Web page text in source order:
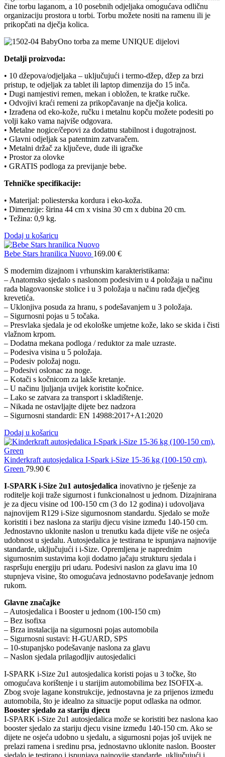
čine torbu laganom, a 10 posebnih odjeljaka omogućava odličnu
organizaciju prostora u torbi. Torbu možete nositi na ramenu ili je
prikopčati na dječja kolica.
Detalji proizvoda:
• 10 džepova/odjeljaka – uključujući i termo-džep, džep za brzi
pristup, te odjeljak za tablet ili laptop dimenzija do 15 inča.
• Dugi namjestivi remen, mekan i obložen, te kratke ručke.
• Odvojivi kraći remeni za prikopčavanje na dječja kolica.
• Izrađena od eko-kože, ručku i metalnu kopču možete podesiti po
volji kako vama najviše odgovara.
• Metalne nogice/čepovi za dodatnu stabilnost i dugotrajnost.
• Glavni odjeljak sa patentnim zatvaračem.
• Metalni držač za ključeve, dude ili igračke
• Prostor za olovke
• GRATIS podloga za previjanje bebe.
Tehničke specifikacije:
• Materijal: poliesterska kordura i eko-koža.
• Dimenzije: širina 44 cm x visina 30 cm x dubina 20 cm.
• Težina: 0,9 kg.
Dodaj u košaricu
Bebe Stars hranilica Nuovo 169.00 €
S modernim dizajnom i vrhunskim karakteristikama:
– Anatomsko sjedalo s naslonom podesivim u 4 položaja u načinu
rada blagovaonske stolice i u 3 položaja u načinu rada dječjeg
krevetića.
– Uklonjiva posuda za hranu, s podešavanjem u 3 položaja.
– Sigurnosni pojas u 5 točaka.
– Presvlaka sjedala je od ekološke umjetne kože, lako se skida i čisti
vlažnom krpom.
– Dodatna mekana podloga / reduktor za male uzraste.
– Podesiva visina u 5 položaja.
– Podesiv položaj nogu.
– Podesivi oslonac za noge.
– Kotači s kočnicom za lakše kretanje.
– U načinu ljuljanja uvijek koristite kočnice.
– Lako se zatvara za transport i skladištenje.
– Nikada ne ostavljajte dijete bez nadzora
– Sigurnosni standardi: EN 14988:2017+A1:2020
Dodaj u košaricu
Kinderkraft autosjedalica I-Spark i-Size 15-36 kg (100-150 cm),
Green 79.90 €
I-SPARK i-Size 2u1 autosjedalica inovativno je rješenje za
roditelje koji traže sigurnost i funkcionalnost u jednom. Dizajnirana
je za djecu visine od 100-150 cm (3 do 12 godina) i udovoljava
najnovijem R129 i-Size sigurnosnom standardu. Sjedalo se može
koristiti i bez naslona za stariju djecu visine između 140-150 cm.
Jednostavno uklonite naslon u trenutku kada dijete više ne osjeća
udobnost u sjedalu. Autosjedalica je testirana te ispunjava najnovije
standarde, uključujući i i-Size. Opremljena je naprednim
sigurnosnim sustavima koji dodatno jačaju strukturu sjedala i
raspršuju energiju pri udaru. Podesivi naslon za glavu ima 10
stupnjeva visine, što omogućava jednostavno podešavanje jednom
rukom.
Glavne značajke
– Autosjedalica i Booster u jednom (100-150 cm)
– Bez isofixa
– Brza instalacija na sigurnosni pojas automobila
– Sigurnosni sustavi: H-GUARD, SPS
– 10-stupanjsko podešavanje naslona za glavu
– Naslon sjedala prilagodljiv autosjedalici
I-SPARK i-Size 2u1 autosjedalica koristi pojas u 3 točke, što
omogućava korištenje i u starijim automobilima bez ISOFIX-a.
Zbog svoje lagane konstrukcije, jednostavna je za prijenos između
automobila, što je idealno za situacije poput odlaska na odmor.
Booster sjedalo za stariju djecu
I-SPARK i-Size 2u1 autosjedalica može se koristiti bez naslona kao
booster sjedalo za stariju djecu visine između 140-150 cm. Ako se
dijete ne osjeća udobno u sjedalu, a sigurnosni pojas još uvijek ne
prelazi ramena i sredinu prsa, jednostavno uklonite naslon. Booster
sjedalo je testirano i ispunjava najnovije standarde, uključujući i